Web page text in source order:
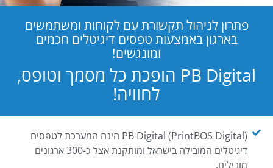
פתרון לניהול תקשורת עם לקוחות ומשתמשים
בארגון באמצעות טפסים דיגיטלים חכמים
ומונגשים!
PB Digital הופכת כל מסמך וטופס,
לחוויה!
PB Digital (PrintBOS Digital) הינה המערכת לטפסים
דיגיטלים המובילה בישראל ומותקנת אצל כ-300 ארגונים
מובילים.